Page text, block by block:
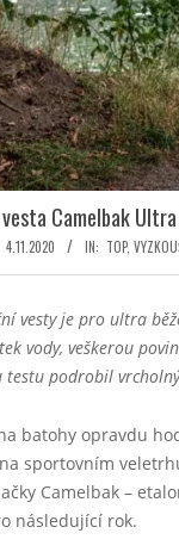
Camelbak
4.11.2020 IN: TOP,
vesty je pro ultra
vody, veškerou
podrobil
batohy opravdu
sportovním
Camelbak –
následující rok.